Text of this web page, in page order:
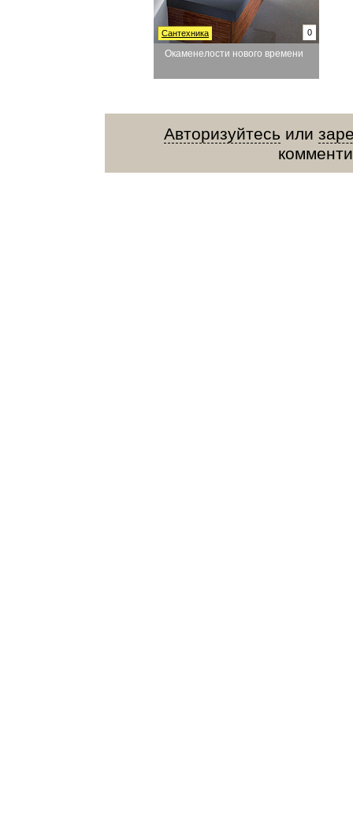
Окаменелости нового времени
0
Сантехника
Авторизуйтесь или